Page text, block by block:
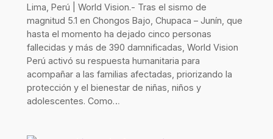
Lima, Perú | World Vision.- Tras el sismo de
magnitud 5.1 en Chongos Bajo, Chupaca – Junín, que
hasta el momento ha dejado cinco personas
fallecidas y más de 390 damnificadas, World Vision
Perú activó su respuesta humanitaria para
acompañar a las familias afectadas, priorizando la
protección y el bienestar de niñas, niños y
adolescentes. Como…